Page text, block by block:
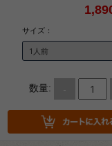
サイズ：
数量: -